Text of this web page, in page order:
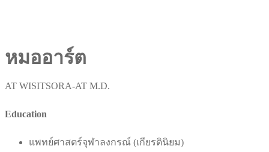
หมออาร์ต
AT WISITSORA-AT M.D.
Education
แพทย์ศาสตร์จุฬาลงกรณ์ (เกียรตินิยม)